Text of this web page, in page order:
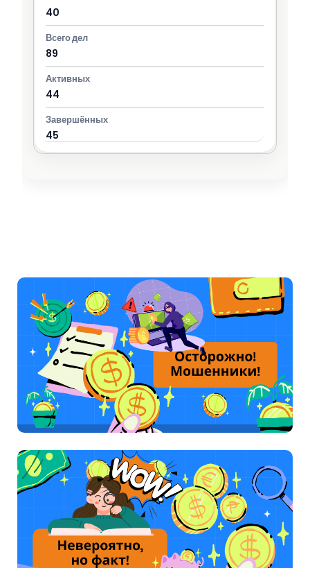
40
89
44
45